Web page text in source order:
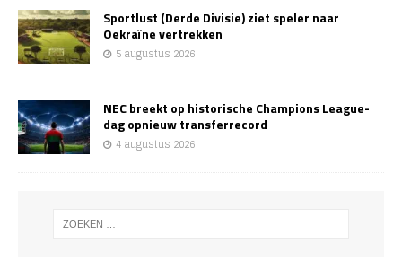
Sportlust (Derde Divisie) ziet speler naar
Oekraïne vertrekken
5 augustus 2026
NEC breekt op historische Champions League-
dag opnieuw transferrecord
4 augustus 2026